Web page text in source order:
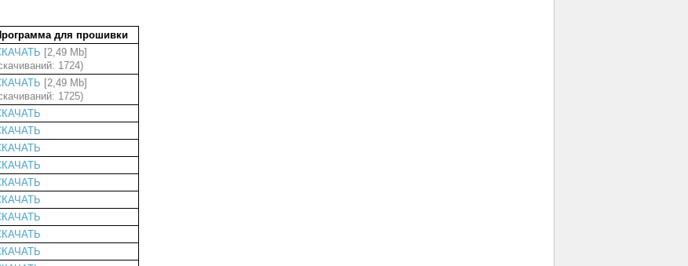
для прошивки
[2,49 Mb]
1724)
[2,49 Mb]
1725)